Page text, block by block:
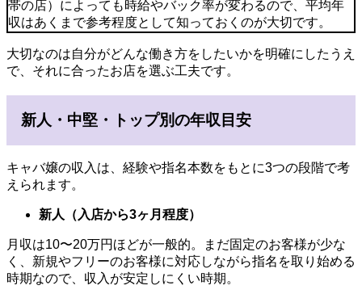
帯の店）によっても時給やバック率が変わるので、平均年
収はあくまで参考程度として知っておくのが大切です。
大切なのは自分がどんな働き方をしたいかを明確にしたうえ
で、それに合ったお店を選ぶ工夫です。
新人・中堅・トップ別の年収目安
キャバ嬢の収入は、経験や指名本数をもとに3つの段階で考
えられます。
新人（入店から3ヶ月程度）
月収は10〜20万円ほどが一般的。まだ固定のお客様が少な
く、新規やフリーのお客様に対応しながら指名を取り始める
時期なので、収入が安定しにくい時期。